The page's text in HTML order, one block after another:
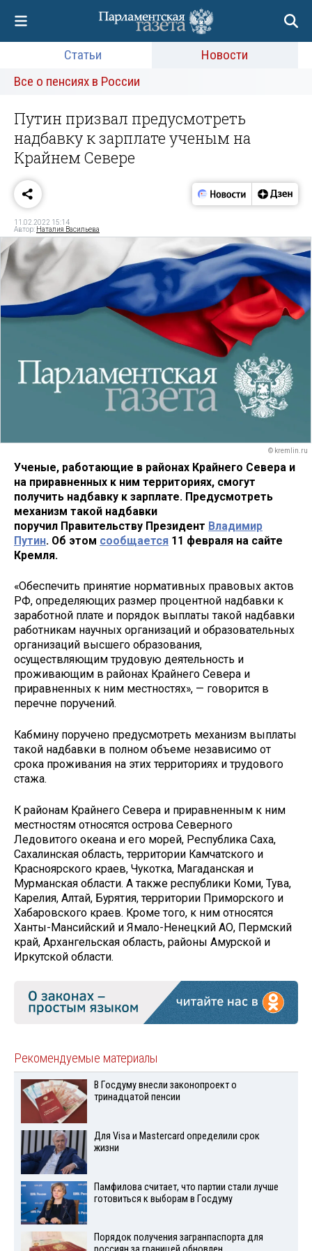
Статьи
Новости
Все о пенсиях в России
Путин призвал предусмотреть
надбавку к зарплате ученым на
Крайнем Севере
11.02.2022 15:14
Автор: Наталия Васильева
© kremlin.ru
Ученые, работающие в районах Крайнего Севера и
на приравненных к ним территориях, смогут
получить надбавку к зарплате. Предусмотреть
механизм такой надбавки
поручил Правительству Президент Владимир
Путин. Об этом сообщается 11 февраля на сайте
Кремля.
«Обеспечить принятие нормативных правовых актов
РФ, определяющих размер процентной надбавки к
заработной плате и порядок выплаты такой надбавки
работникам научных организаций и образовательных
организаций высшего образования,
осуществляющим трудовую деятельность и
проживающим в районах Крайнего Севера и
приравненных к ним местностях», — говорится в
перечне поручений.
Кабмину поручено предусмотреть механизм выплаты
такой надбавки в полном объеме независимо от
срока проживания на этих территориях и трудового
стажа.
К районам Крайнего Севера и приравненным к ним
местностям относятся острова Северного
Ледовитого океана и его морей, Республика Саха,
Сахалинская область, территории Камчатского и
Красноярского краев, Чукотка, Магаданская и
Мурманская области. А также республики Коми, Тува,
Карелия, Алтай, Бурятия, территории Приморского и
Хабаровского краев. Кроме того, к ним относятся
Ханты-Мансийский и Ямало-Ненецкий АО, Пермский
край, Архангельская область, районы Амурской и
Иркутской области.
Рекомендуемые материалы
В Госдуму внесли законопроект о
тринадцатой пенсии
Для Visа и Mastercard определили срок
жизни
Памфилова считает, что партии стали лучше
готовиться к выборам в Госдуму
Порядок получения загранпаспорта для